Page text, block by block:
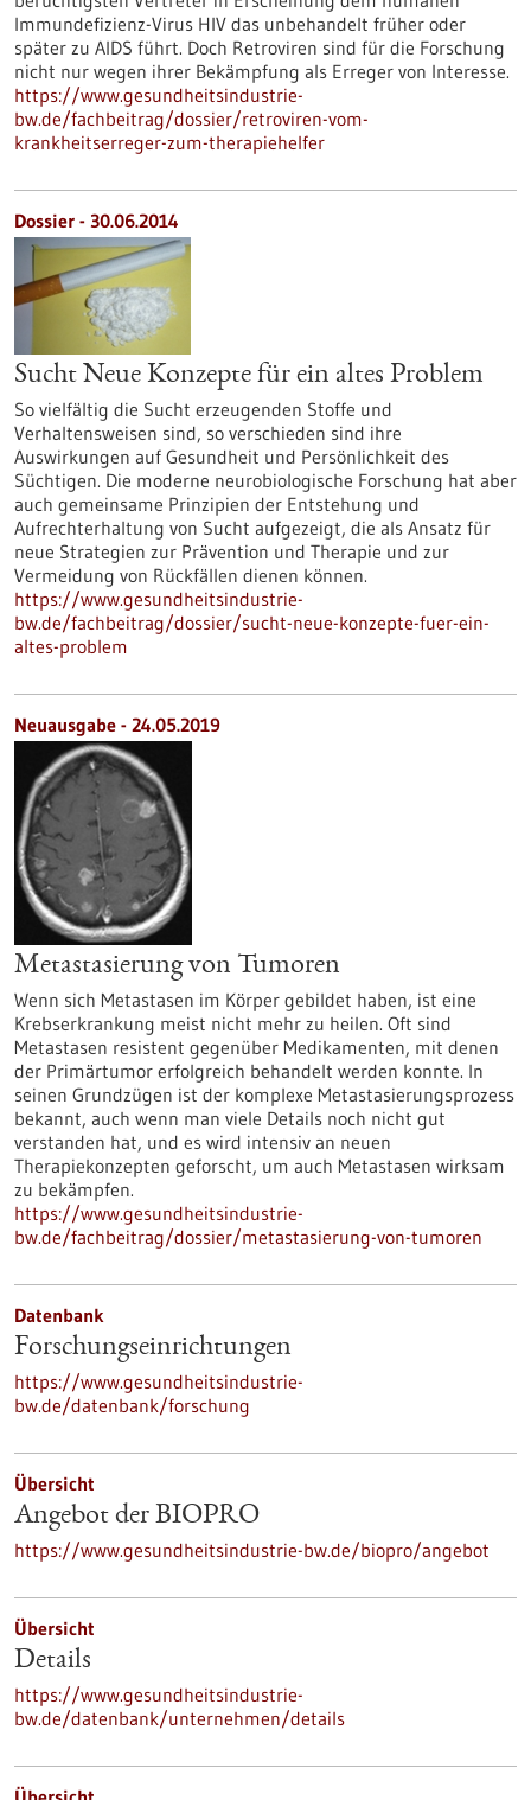
Immundefizienz-Virus HIV das unbehandelt früher oder
später zu AIDS führt. Doch Retroviren sind für die Forschung
nicht nur wegen ihrer Bekämpfung als Erreger von Interesse.
https://www.gesundheitsindustrie-
bw.de/fachbeitrag/dossier/retroviren-vom-
krankheitserreger-zum-therapiehelfer
Dossier - 30.06.2014
Sucht Neue Konzepte für ein altes Problem
So vielfältig die Sucht erzeugenden Stoffe und
Verhaltensweisen sind, so verschieden sind ihre
Auswirkungen auf Gesundheit und Persönlichkeit des
Süchtigen. Die moderne neurobiologische Forschung hat aber
auch gemeinsame Prinzipien der Entstehung und
Aufrechterhaltung von Sucht aufgezeigt, die als Ansatz für
neue Strategien zur Prävention und Therapie und zur
Vermeidung von Rückfällen dienen können.
https://www.gesundheitsindustrie-
bw.de/fachbeitrag/dossier/sucht-neue-konzepte-fuer-ein-
altes-problem
Neuausgabe - 24.05.2019
Metastasierung von Tumoren
Wenn sich Metastasen im Körper gebildet haben, ist eine
Krebserkrankung meist nicht mehr zu heilen. Oft sind
Metastasen resistent gegenüber Medikamenten, mit denen
der Primärtumor erfolgreich behandelt werden konnte. In
seinen Grundzügen ist der komplexe Metastasierungsprozess
bekannt, auch wenn man viele Details noch nicht gut
verstanden hat, und es wird intensiv an neuen
Therapiekonzepten geforscht, um auch Metastasen wirksam
zu bekämpfen.
https://www.gesundheitsindustrie-
bw.de/fachbeitrag/dossier/metastasierung-von-tumoren
Datenbank
Forschungseinrichtungen
https://www.gesundheitsindustrie-
bw.de/datenbank/forschung
Übersicht
Angebot der BIOPRO
https://www.gesundheitsindustrie-bw.de/biopro/angebot
Übersicht
Details
https://www.gesundheitsindustrie-
bw.de/datenbank/unternehmen/details